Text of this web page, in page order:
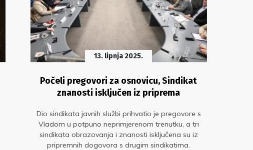
13. lipnja 2025.
Počeli pregovori za osnovicu, Sindikat
znanosti isključen iz priprema
Dio sindikata javnih službi prihvatio je pregovore s
Vladom u potpuno neprimjerenom trenutku, a tri
sindikata obrazovanja i znanosti isključena su iz
pripremnih dogovora s drugim sindikatima.